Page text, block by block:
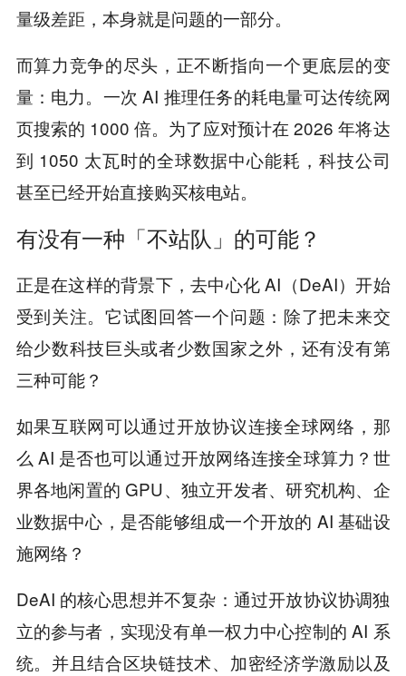
量级差距，本身就是问题的一部分。
而算力竞争的尽头，正不断指向一个更底层的变
量：电力。一次 AI 推理任务的耗电量可达传统网
页搜索的 1000 倍。为了应对预计在 2026 年将达
到 1050 太瓦时的全球数据中心能耗，科技公司
甚至已经开始直接购买核电站。
有没有一种「不站队」的可能？
正是在这样的背景下，去中心化 AI（DeAI）开始
受到关注。它试图回答一个问题：除了把未来交
给少数科技巨头或者少数国家之外，还有没有第
三种可能？
如果互联网可以通过开放协议连接全球网络，那
么 AI 是否也可以通过开放网络连接全球算力？世
界各地闲置的 GPU、独立开发者、研究机构、企
业数据中心，是否能够组成一个开放的 AI 基础设
施网络？
DeAI 的核心思想并不复杂：通过开放协议协调独
立的参与者，实现没有单一权力中心控制的 AI 系
统。并且结合区块链技术、加密经济学激励以及